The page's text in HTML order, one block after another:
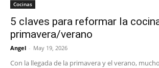
Cocinas
5 claves para reformar la
primavera/verano
Angel - May 19, 2026
Con la llegada de la primavera y el verano,